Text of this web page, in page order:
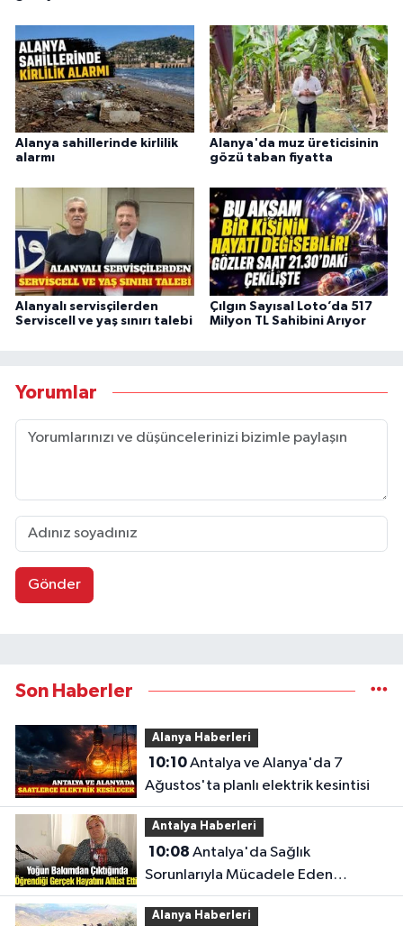
Alanya sahillerinde kirlilik
alarmı
Alanya'da muz üreticisinin
gözü taban fiyatta
Alanyalı servisçilerden
Serviscell ve yaş sınırı talebi
Çılgın Sayısal Loto’da 517
Milyon TL Sahibini Arıyor
Yorumlar
Gönder
Son Haberler
Alanya Haberleri
10:10Antalya ve Alanya'da 7
Ağustos'ta planlı elektrik kesintisi
Antalya Haberleri
10:08
Sorunlarıyla Mücadele Eden
Kadından Destek Çağrısı
Alanya Haberleri